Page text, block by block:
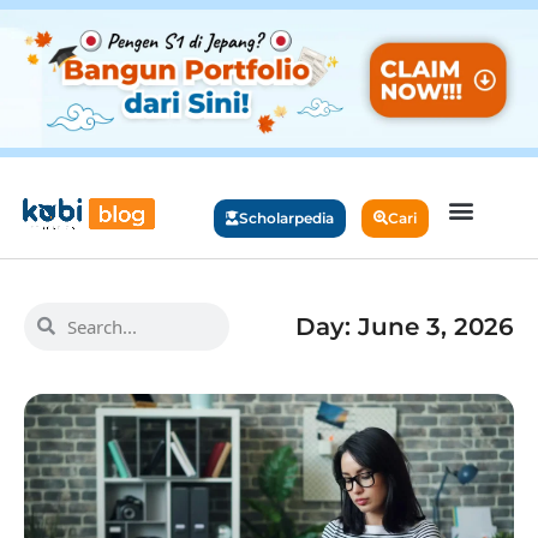
Scholarpedia Cari
Day: June 3, 2026